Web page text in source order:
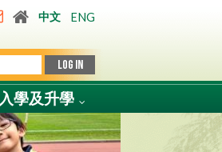
中文 ENG
入學及升學